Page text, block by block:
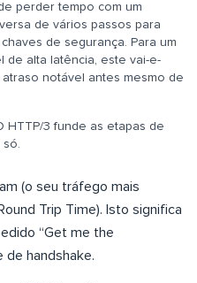
perder tempo com um
de vários passos para
de segurança. Para um
de alta latência, este vai-e-
notável antes mesmo de
HTTP/3 funde as etapas de
só.
(o seu tráfego mais
Trip Time). Isto significa
“Get me the
de handshake.